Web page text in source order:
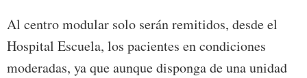
Al centro modular solo serán remitidos, desde el
Hospital Escuela, los pacientes en condiciones
moderadas, ya que aunque disponga de una unidad